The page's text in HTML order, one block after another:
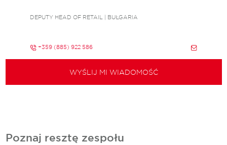
DEPUTY HEAD OF RETAIL | BUŁGARIA
+359 (885) 922 586
WYŚLIJ MI WIADOMOŚĆ
Poznaj resztę zespołu